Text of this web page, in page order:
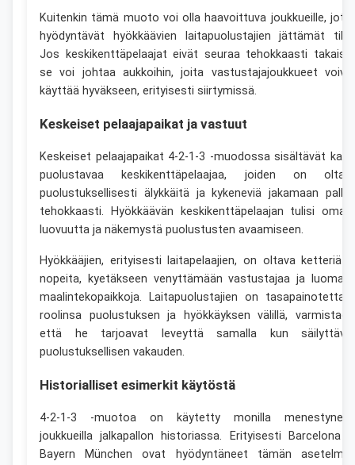
Kuitenkin tämä muoto voi olla haavoittuva joukkueille,
hyödyntävät hyökkäävien laitapuolustajien jättämät
Jos keskikenttäpelaajat eivät seuraa tehokkaasti
se voi johtaa aukkoihin, joita vastustajajoukkueet
käyttää hyväkseen, erityisesti siirtymissä.
Keskeiset pelaajapaikat ja vastuut
Keskeiset pelaajapaikat 4-2-1-3 -muodossa sisältävät
puolustavaa keskikenttäpelaajaa, joiden on
puolustuksellisesti älykkäitä ja kykeneviä jakamaan
tehokkaasti. Hyökkäävän keskikenttäpelaajan tulisi
luovuutta ja näkemystä puolustusten avaamiseen.
Hyökkääjien, erityisesti laitapelaajien, on oltava ketteriä
nopeita, kyetäkseen venyttämään vastustajaa ja
maalintekopaikkoja. Laitapuolustajien on
roolinsa puolustuksen ja hyökkäyksen välillä,
että he tarjoavat leveyttä samalla kun
puolustuksellisen vakauden.
Historialliset esimerkit käytöstä
4-2-1-3 -muotoa on käytetty monilla
joukkueilla jalkapallon historiassa. Erityisesti Barcelona
Bayern München ovat hyödyntäneet tämän